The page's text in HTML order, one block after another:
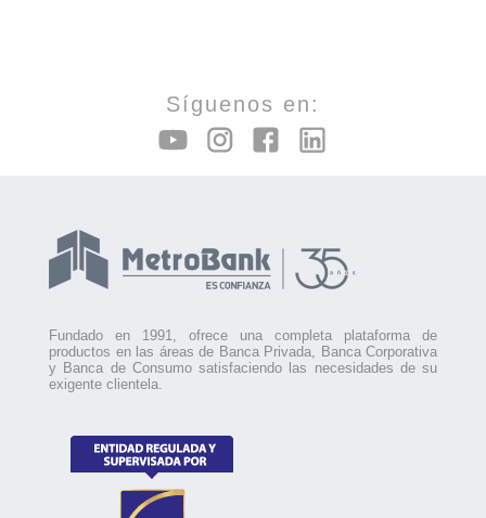
digitales
respuesta
Síguenos en:
Fundado en 1991, ofrece una completa plataforma de
productos en las áreas de Banca Privada, Banca Corporativa
y Banca de Consumo satisfaciendo las necesidades de su
exigente clientela.